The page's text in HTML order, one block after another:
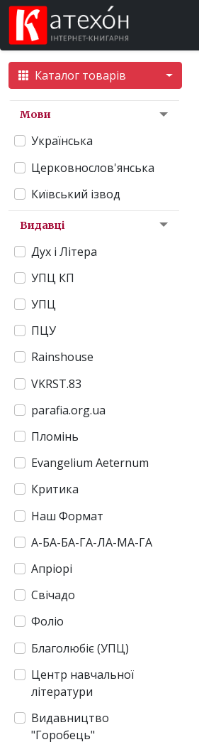
Каталог товарів
Мови
Українська
Церковнослов'янська
Київський ізвод
Видавці
Дух і Літера
УПЦ КП
УПЦ
ПЦУ
Rainshouse
VKRST.83
parafia.org.ua
Пломінь
Evangelium Aeternum
Критика
Наш Формат
А-БА-БА-ГА-ЛА-МА-ГА
Апріорі
Свічадо
Фоліо
Благолюбіє (УПЦ)
Центр навчальної
літератури
Видавництво
"Горобець"